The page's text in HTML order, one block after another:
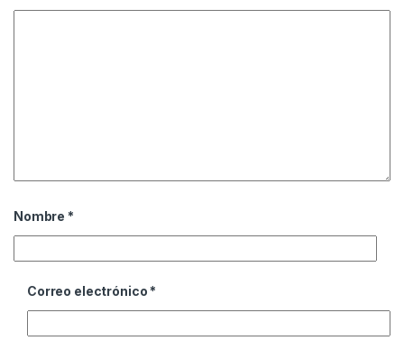
Nombre *
Correo electrónico *